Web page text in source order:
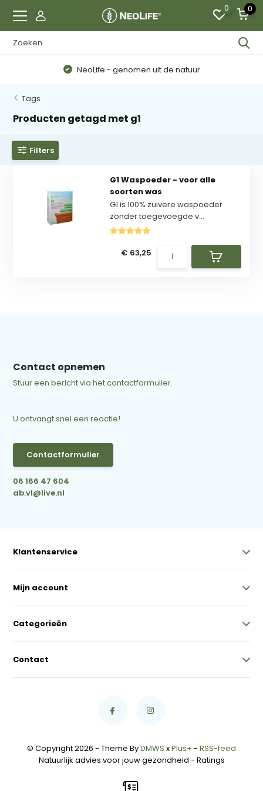
0 0
NeoLife - genomen uit de natuur
Tags
Producten getagd met g1
Filters
G1 Waspoeder - voor alle
soorten was
G1 is 100% zuivere waspoeder
zonder toegevoegde v...
€ 63,25
Contact opnemen
Stuur een bericht via het contactformulier.
U ontvangt snel een reactie!
Contactformulier
06 166 47 604
ab.vl@live.nl
Klantenservice
Mijn account
Categorieën
Contact
© Copyright 2026 - Theme ByDMWS xPlus+ - RSS-feed
Natuurlijk advies voor jouw gezondheid - Ratings